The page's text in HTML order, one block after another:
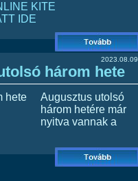
KITE
IDE
2023.08.09.
három hete
Augusztus utolsó
három hetére már
nyitva vannak a